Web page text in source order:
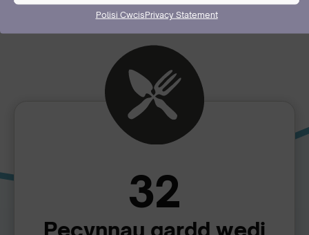
Polisi CwcisPrivacy Statement
32